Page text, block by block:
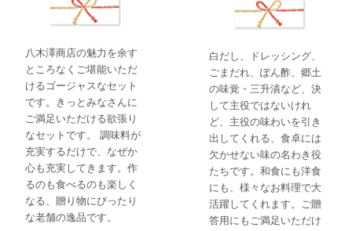
八木澤商店の魅力を余す
ところなくご堪能いただ
けるゴージャスなセット
です。きっとみなさんに
ご満足いただける欲張り
なセットです。 調味料が
充実するだけで、なぜか
心も充実してきます。作
るのも食べるのも楽しく
なる、贈り物にぴったり
な老舗の逸品です。
白だし、ドレッシング、
ごまだれ、ぽん酢、郷土
の味覚・三升漬など、決
して主役ではないけれ
ど、主役の味わいを引き
出してくれる、食卓には
欠かせない味の名わき役
たちです。和食にも洋食
にも、様々なお料理で大
活躍してくれます。ご贈
答用にもご満足いただけ